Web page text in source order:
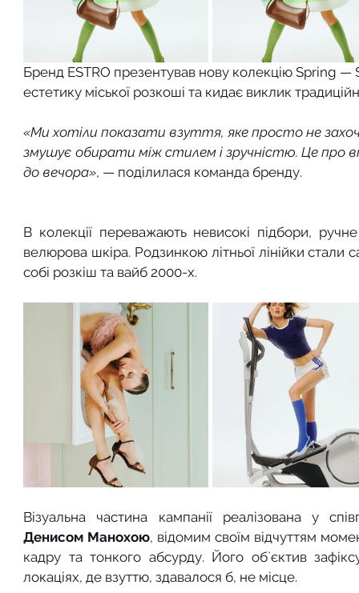
Бренд ESTRO презентував нову колекцію Spring —
естетику міської розкоші та кидає виклик
«Ми хотіли показати взуття, яке просто не
змушує обирати між стилем і зручністю. Це про
до вечора», — поділилася команда бренду.
В колекції переважають невисокі підбори,
велюрова шкіра. Родзинкою літньої лінійки стали
собі розкіш та вайб 2000-х.
Денисом Манохою, відомим своїм відчуттям
кадру та тонкого абсурду. Його об`єктив
локаціях, де взуттю, здавалося б, не місце.